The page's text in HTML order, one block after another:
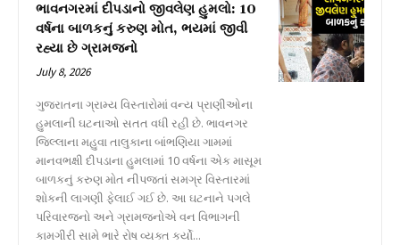
ભાવનગરમાં દીપડાનો જીવલેણ હુમલો: 10
વર્ષના બાળકનું કરુણ મોત, ભયમાં જીવી
રહ્યા છે ગ્રામજનો
July 8, 2026
ગુજરાતના ગ્રામ્ય વિસ્તારોમાં વન્ય પ્રાણીઓના
હુમલાની ઘટનાઓ સતત વધી રહી છે. ભાવનગર
જિલ્લાના મહુવા તાલુકાના બાંભણિયા ગામમાં
માનવભક્ષી દીપડાના હુમલામાં 10 વર્ષના એક માસૂમ
બાળકનું કરુણ મોત નીપજતાં સમગ્ર વિસ્તારમાં
શોકની લાગણી ફેલાઈ ગઈ છે. આ ઘટનાને પગલે
પરિવારજનો અને ગ્રામજનોએ વન વિભાગની
કામગીરી સામે ભારે રોષ વ્યક્ત કર્યો...